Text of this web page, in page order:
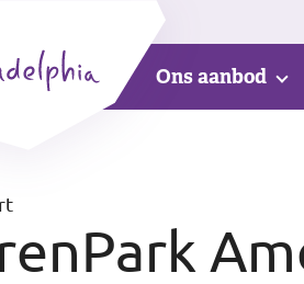
Ons aanbod